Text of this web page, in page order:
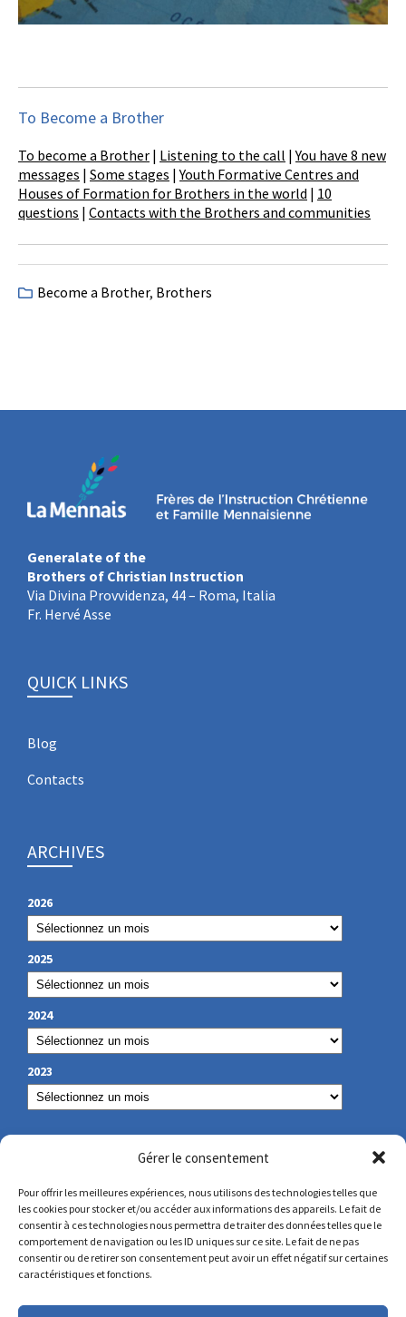
Gérer le consentement
Pour offrir les meilleures expériences, nous utilisons des technologies telles que
les cookies pour stocker et/ou accéder aux informations des appareils. Le fait de
consentir à ces technologies nous permettra de traiter des données telles que le
comportement de navigation ou les ID uniques sur ce site. Le fait de ne pas
consentir ou de retirer son consentement peut avoir un effet négatif sur certaines
caractéristiques et fonctions.
To Become a Brother
To become a Brother | Listening to the call |You have 8 new
messages | Some stages |Youth Formative Centres and
Houses of Formation for Brothers in the world | 10
questions | Contacts with the Brothers and communities
Become a Brother, Brothers
Generalate of the
Brothers of Christian Instruction
Via Divina Provvidenza, 44 – Roma, Italia
Fr. Hervé Asse
QUICK LINKS
Blog
Contacts
ARCHIVES
2026
2025
2024
2023
OUR CONTACT
secretariat@lamennais.org
protectionenfance@lamennais.org